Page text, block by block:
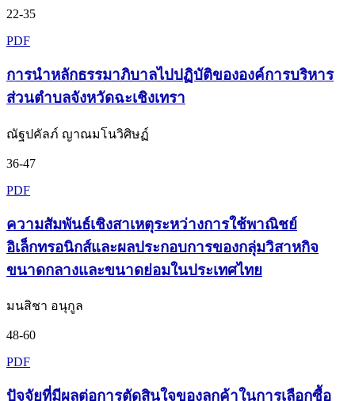
22-35
PDF
การนำหลักธรรมาภิบาลไปปฏิบัติขององค์การบริหาร
ส่วนตำบลจังหวัดฉะเชิงเทรา
ณัฐปคัลภ์ ญาณมโนวิศิษฏ์
36-47
PDF
ความสัมพันธ์เชิงสาเหตุระหว่างการใช้พาณิชย์
อิเล็กทรอนิกส์และผลประกอบการของกลุ่มวิสาหกิจ
ขนาดกลางและขนาดย่อมในประเทศไทย
มนสิชา อนุกูล
48-60
PDF
ปัจจัยที่มีผลต่อการตัดสินใจของลูกค้าในการเลือกซื้อ